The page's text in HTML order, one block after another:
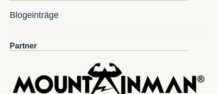
Blogeinträge
Partner